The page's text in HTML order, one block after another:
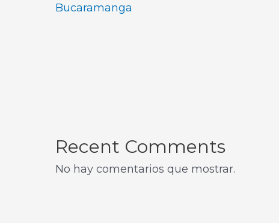
Bucaramanga
Recent Comments
No hay comentarios que mostrar.